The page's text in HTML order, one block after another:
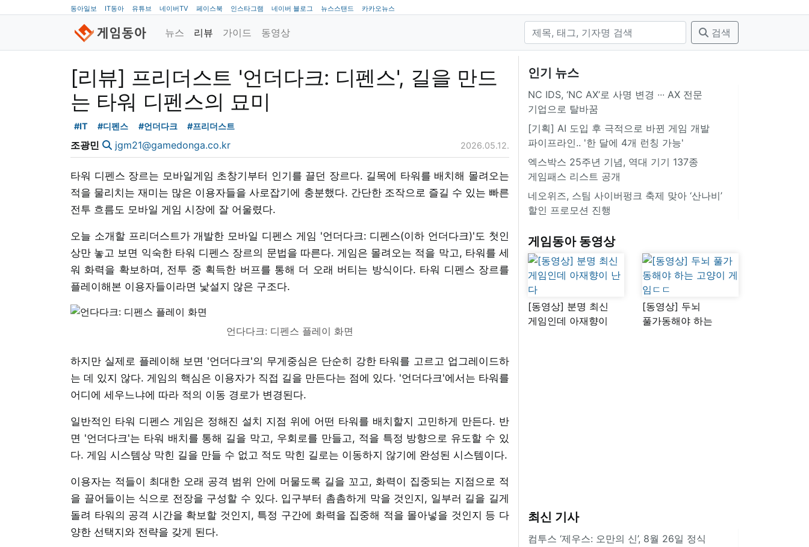
동아일보 IT동아 유튜브 네이버TV 페이스북 인스타그램 네이버 블로그 뉴스스탠드 카카오뉴스
뉴스 리뷰 가이드 동영상 검색
[리뷰] 프리더스트 '언더다크: 디펜스', 길을 만드
는 타워 디펜스의 묘미
#IT #디펜스 #언더다크 #프리더스트
조광민 jgm21@gamedonga.co.kr 2026.05.12.
타워 디펜스 장르는 모바일게임 초창기부터 인기를 끌던 장르다. 길목에 타워를 배치해 몰려오는
적을 물리치는 재미는 많은 이용자들을 사로잡기에 충분했다. 간단한 조작으로 즐길 수 있는 빠른
전투 흐름도 모바일 게임 시장에 잘 어울렸다.
오늘 소개할 프리더스트가 개발한 모바일 디펜스 게임 '언더다크: 디펜스(이하 언더다크)'도 첫인
상만 놓고 보면 익숙한 타워 디펜스 장르의 문법을 따른다. 게임은 몰려오는 적을 막고, 타워를 세
워 화력을 확보하며, 전투 중 획득한 버프를 통해 더 오래 버티는 방식이다. 타워 디펜스 장르를
플레이해본 이용자들이라면 낯설지 않은 구조다.
언다다크: 디펜스 플레이 화면
하지만 실제로 플레이해 보면 '언더다크'의 무게중심은 단순히 강한 타워를 고르고 업그레이드하
는 데 있지 않다. 게임의 핵심은 이용자가 직접 길을 만든다는 점에 있다. '언더다크'에서는 타워를
어디에 세우느냐에 따라 적의 이동 경로가 변경된다.
일반적인 타워 디펜스 게임은 정해진 설치 지점 위에 어떤 타워를 배치할지 고민하게 만든다. 반
면 '언더다크'는 타워 배치를 통해 길을 막고, 우회로를 만들고, 적을 특정 방향으로 유도할 수 있
다. 게임 시스템상 막힌 길을 만들 수 없고 적도 막힌 길로는 이동하지 않기에 완성된 시스템이다.
이용자는 적들이 최대한 오래 공격 범위 안에 머물도록 길을 꼬고, 화력이 집중되는 지점으로 적
을 끌어들이는 식으로 전장을 구성할 수 있다. 입구부터 촘촘하게 막을 것인지, 일부러 길을 길게
돌려 타워의 공격 시간을 확보할 것인지, 특정 구간에 화력을 집중해 적을 몰아넣을 것인지 등 다
양한 선택지와 전략을 갖게 된다.
인기 뉴스
NC IDS, ‘NC AX’로 사명 변경 ∙∙∙ AX 전문
기업으로 탈바꿈
[기획] AI 도입 후 극적으로 바뀐 게임 개발
파이프라인.. '한 달에 4개 런칭 가능'
엑스박스 25주년 기념, 역대 기기 137종
게임패스 리스트 공개
네오위즈, 스팀 사이버펑크 축제 맞아 ‘산나비’
할인 프로모션 진행
게임동아 동영상
[동영상] 분명 최신
게임인데 아재향이
[동영상] 두뇌
풀가동해야 하는
최신 기사
컴투스 ‘제우스: 오만의 신’, 8월 26일 정식